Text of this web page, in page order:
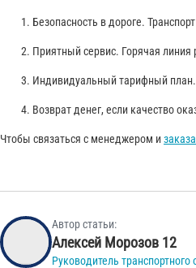
Безопасность в дороге.
Приятный сервис. Горячая линия
Индивидуальный тарифный план.
Возврат денег, если качество
Чтобы связаться с менеджером и
Автор статьи:
Алексей Морозов 12
Руководитель транспортного